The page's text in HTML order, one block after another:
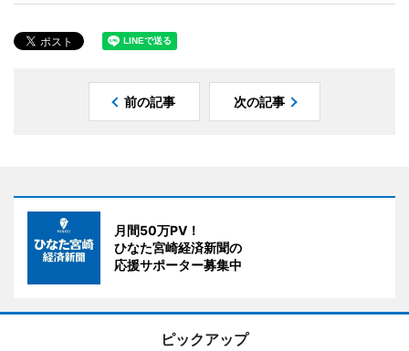
前の記事 次の記事
月間50万PV！
ひなた宮崎経済新聞の
応援サポーター募集中
ピックアップ